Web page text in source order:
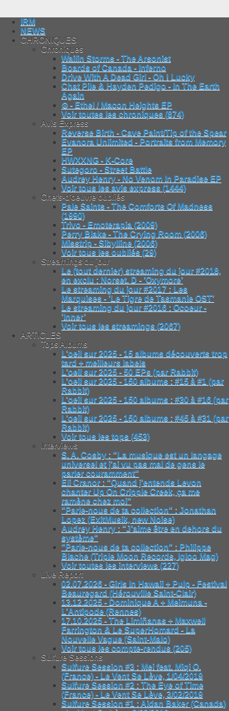
IRM
NEWS
CHRONIQUES
Chroniques
Wailin Storms - The Arsonist
Boards of Canada - Inferno
Drive With A Dead Girl - Oh ! Lucky
Chat Pile & Hayden Pedigo - In The Earth
Again
⊙ - Ethel / Macon Heights EP
Voir toutes les chroniques (874)
Avis Express
Reverse Birth - Cave Paint/Tip of the Spear
Evanora Unlimited - Portraits from Memory
EP
HWXXNG - K-Core
Sutegoro - Street Battle
Audrey Henry - No Venom In Paradise EP
Voir tous les avis express (1444)
Chefs-d'oeuvre oubliés
Pale Saints - The Comforts Of Madness
(1990)
Trivo - Emoterapia (2009)
Perry Blake - The Crying Room (2006)
Misstrip - Sibylline (2006)
Voir tous les oubliés (29)
Streamings du jour
Le (tout dernier) streaming du jour #2018,
en exclu : Norset. D - ’Oxymore’
Le streaming du jour #2017 : Les
Marquises - ’Le Tigre de Tasmanie OST’
Le streaming du jour #2016 : Ocoeur -
’Inner’
Voir tous les streamings (2067)
ARTICLES
Tops Albums
L’oeil sur 2025 - 15 albums découverts trop
tard + meilleurs labels
L’oeil sur 2025 - 50 EPs (par Rabbit)
L’oeil sur 2025 - 150 albums : #15 à #1 (par
Rabbit)
L’oeil sur 2025 - 150 albums : #30 à #16 (par
Rabbit)
L’oeil sur 2025 - 150 albums : #45 à #31 (par
Rabbit)
Voir tous les tops (453)
Interviews
S. A. Cosby : "La musique est un langage
universel et j’ai vu pas mal de gens le
parler couramment"
Eli Cranor : "Quand j’entends Levon
chanter Up On Cripple Creek, ça me
ramène chez moi"
"Parle-nous de ta collection" : Jonathan
Lopez (ExitMusik, new Noise)
Audrey Henry : "J’aime être en dehors du
système"
"Parle-nous de ta collection" : Philippe
Blache (Triple Moon Records, Igloo Mag)
Voir toutes les interviews (227)
Live Report
02.07.2026 - Girls In Hawaii + Pulp - Festival
Beauregard (Hérouville Saint-Clair)
13.12.2025 - Dominique A + Meimuna -
L’Antipode (Rennes)
17.10.2025 - The Limiñanas + Maxwell
Farrington & Le SuperHomard - La
Nouvelle Vague (Saint-Malo)
Voir tous les compte-rendus (205)
Sulfure Sessions
Sulfure Session #3 : Mei feat. Miqi O.
(France) - Le Vent Se Lève, 1/04/2019
Sulfure Session #2 : The Eye of Time
(France) - Le Vent Se Lève, 3/02/2019
Sulfure Session #1 : Aidan Baker (Canada)